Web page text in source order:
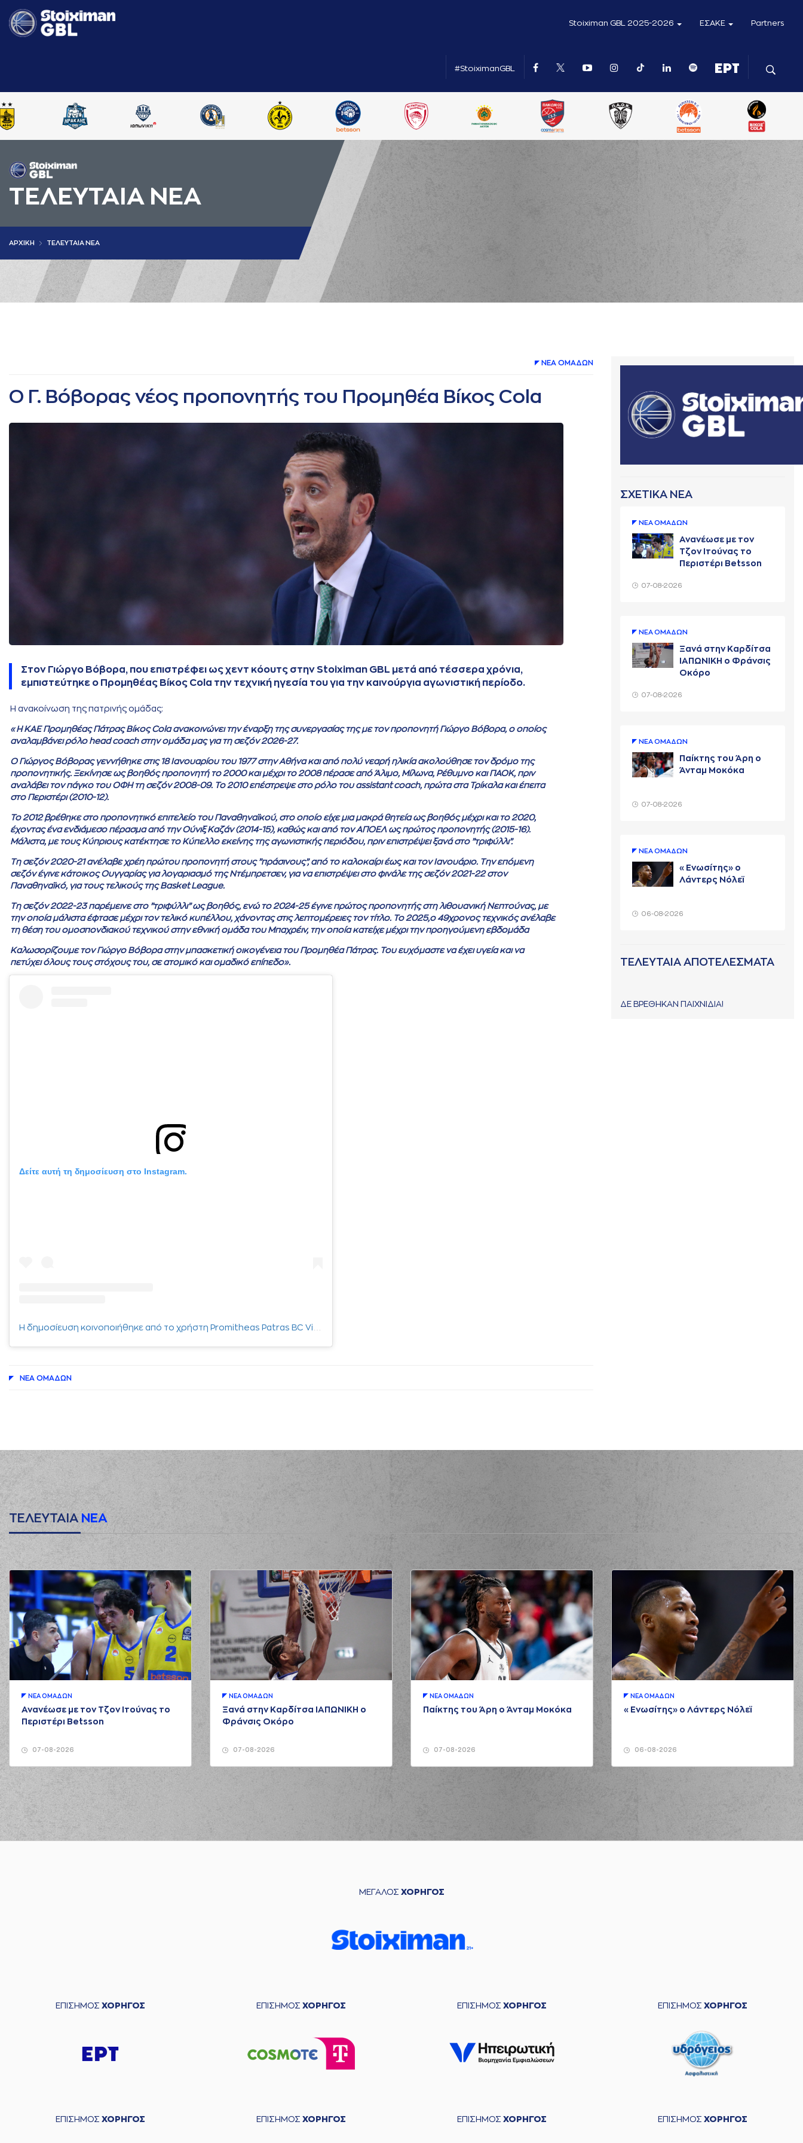
Stoiximan GBL 2025-2026 ΕΣΑΚΕ Partners
#StoiximanGBL
ΤΕΛΕΥΤΑΙΑ ΝΕΑ
AΡΧΙΚΗ ΤΕΛΕΥΤΑΙΑ ΝΕΑ
ΝΕA ΟΜAΔΩΝ
Ο Γ. Βόβορας νέος προπονητής του Προμηθέα Βίκος Cola
Στον Γιώργο Βόβορα, που επιστρέφει ως χεντ κόουτς στην Stoiximan GBL μετά από τέσσερα χρόνια,
εμπιστεύτηκε ο Προμηθέας Βίκος Cola την τεχνική ηγεσία του για την καινούργια αγωνιστική περίοδο.
Η ανακοίνωση της πατρινής ομάδας:
«Η ΚΑΕ Προμηθέας Πάτρας Βίκος Cola ανακοινώνει την έναρξη της συνεργασίας της με τον προπονητή Γιώργο Βόβορα, ο οποίος
αναλαμβάνει ρόλο head coach στην ομάδα μας για τη σεζόν 2026-27.
Ο Γιώργος Βόβορας γεννήθηκε στις 18 Ιανουαρίου του 1977 στην Αθήνα και από πολύ νεαρή ηλικία ακολούθησε τον δρόμο της
προπονητικής. Ξεκίνησε ως βοηθός προπονητή το 2000 και μέχρι το 2008 πέρασε από Άλιμο, Μίλωνα, Ρέθυμνο και ΠΑΟΚ, πριν
αναλάβει τον πάγκο του ΟΦΗ τη σεζόν 2008-09. Το 2010 επέστρεψε στο ρόλο του assistant coach, πρώτα στα Τρίκαλα και έπειτα
στο Περιστέρι (2010-12).
Το 2012 βρέθηκε στο προπονητικό επιτελείο του Παναθηναϊκού, στο οποίο είχε μια μακρά θητεία ως βοηθός μέχρι και το 2020,
έχοντας ένα ενδιάμεσο πέρασμα από την Ούνιξ Καζάν (2014-15), καθώς και από τον ΑΠΟΕΛ ως πρώτος προπονητής (2015-16).
Μάλιστα, με τους Κύπριους κατέκτησε το Κύπελλο εκείνης της αγωνιστικής περιόδου, πριν επιστρέψει ξανά στο ”τριφύλλι”.
Τη σεζόν 2020-21 ανέλαβε χρέη πρώτου προπονητή στους ”πράσινους”, από το καλοκαίρι έως και τον Ιανουάριο. Την επόμενη
σεζόν έγινε κάτοικος Ουγγαρίας για λογαριασμό της Ντέμπρετσεν, για να επιστρέψει στο φινάλε της σεζόν 2021-22 στον
Παναθηναϊκό, για τους τελικούς της Basket League.
Τη σεζόν 2022-23 παρέμεινε στο ”τριφύλλι” ως βοηθός, ενώ το 2024-25 έγινε πρώτος προπονητής στη λιθουανική Νεπτούνας, με
την οποία μάλιστα έφτασε μέχρι τον τελικό κυπέλλου, χάνοντας στις λεπτομέρειες τον τίτλο. To 2025,ο 49χρονος τεχνικός ανέλαβε
τη θέση του ομοσπονδιακού τεχνικού στην εθνική ομάδα του Μπαχρέιν, την οποία κατείχε μέχρι την προηγούμενη εβδομάδα
Καλωσορίζουμε τον Γιώργο Βόβορα στην μπασκετική οικογένεια του Προμηθέα Πάτρας. Του ευχόμαστε να έχει υγεία και να
πετύχει όλους τους στόχους του, σε ατομικό και ομαδικό επίπεδο».
Δείτε αυτή τη δημοσίευση στο Instagram.
ΝΕA ΟΜAΔΩΝ
ΣΧΕΤΙΚΑ ΝΕΑ
ΝΕA ΟΜAΔΩΝ
Ανανέωσε με τον
Τζον Ιτούνας το
Περιστέρι Betsson
07-08-2026
ΝΕA ΟΜAΔΩΝ
Ξανά στην Καρδίτσα
ΙΑΠΩΝΙΚΗ ο Φράνσις
Οκόρο
07-08-2026
ΝΕA ΟΜAΔΩΝ
Παίκτης του Άρη ο
Άνταμ Μοκόκα
07-08-2026
ΝΕA ΟΜAΔΩΝ
«Ενωσίτης» ο
Λάντερς Νόλεϊ
06-08-2026
ΤΕΛΕΥΤΑΙΑ ΑΠΟΤΕΛΕΣΜΑΤΑ
ΔΕ ΒΡΕΘΗΚΑΝ ΠΑΙΧΝΙΔΙΑ!
ΤΕΛΕΥΤΑΙΑ ΝΕΑ
07-08-2026
ΝΕA ΟΜAΔΩΝ
Ανανέωσε με τον Τζον Ιτούνας το
Περιστέρι Betsson
07-08-2026
ΝΕA ΟΜAΔΩΝ
Ξανά στην Καρδίτσα ΙΑΠΩΝΙΚΗ ο
Φράνσις Οκόρο
07-08-2026
ΝΕA ΟΜAΔΩΝ
Παίκτης του Άρη ο Άνταμ Μοκόκα
06-08-2026
ΝΕA ΟΜAΔΩΝ
«Ενωσίτης» ο Λάντερς Νόλεϊ
ΜΕΓΑΛΟΣ ΧΟΡΗΓΟΣ
ΕΠΙΣΗΜΟΣ ΧΟΡΗΓΟΣ ΕΠΙΣΗΜΟΣ ΧΟΡΗΓΟΣ ΕΠΙΣΗΜΟΣ ΧΟΡΗΓΟΣ ΕΠΙΣΗΜΟΣ ΧΟΡΗΓΟΣ
ΕΠΙΣΗΜΟΣ ΧΟΡΗΓΟΣ ΕΠΙΣΗΜΟΣ ΧΟΡΗΓΟΣ ΕΠΙΣΗΜΟΣ ΧΟΡΗΓΟΣ ΕΠΙΣΗΜΟΣ ΧΟΡΗΓΟΣ